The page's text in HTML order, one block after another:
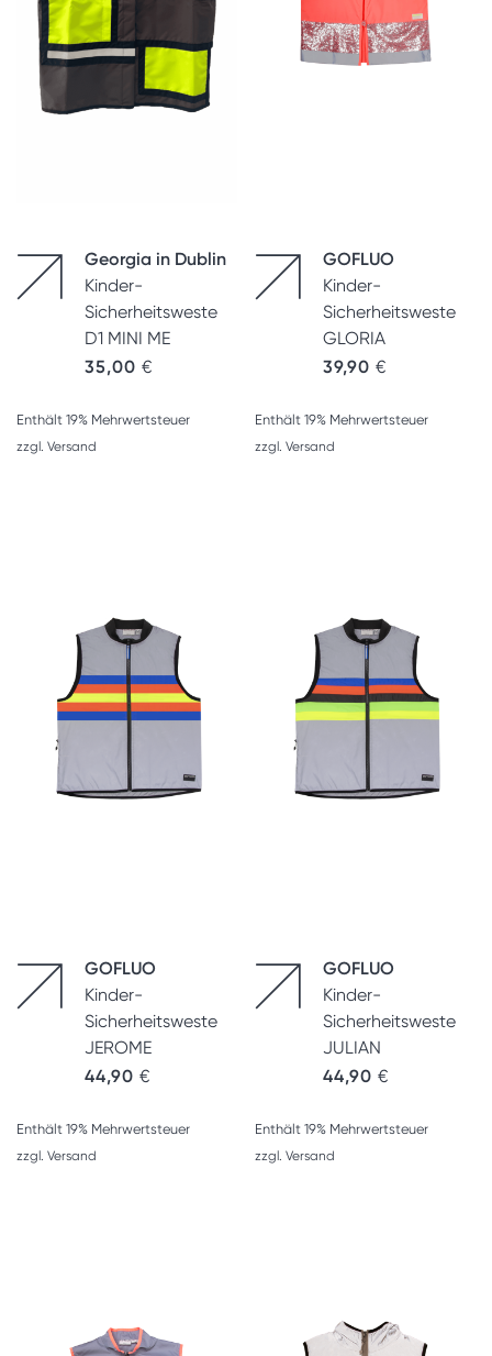
Georgia in Dublin
Kinder-
Sicherheitsweste
D1 MINI ME
35,00 €
Enthält 19% Mehrwertsteuer
zzgl. Versand
GOFLUO
Kinder-
Sicherheitsweste
GLORIA
39,90 €
Enthält 19% Mehrwertsteuer
zzgl. Versand
GOFLUO
Kinder-
Sicherheitsweste
JEROME
44,90 €
Enthält 19% Mehrwertsteuer
zzgl. Versand
GOFLUO
Kinder-
Sicherheitsweste
JULIAN
44,90 €
Enthält 19% Mehrwertsteuer
zzgl. Versand